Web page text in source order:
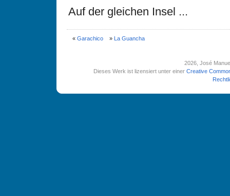
Auf der gleichen Insel ...
« Garachico» La Guancha
2026 , José
Dieses Werk ist lizensiert unter einer Creative